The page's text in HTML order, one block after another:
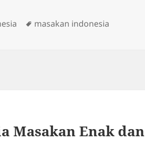
Tags
masakan indonesia
Masakan Enak dan